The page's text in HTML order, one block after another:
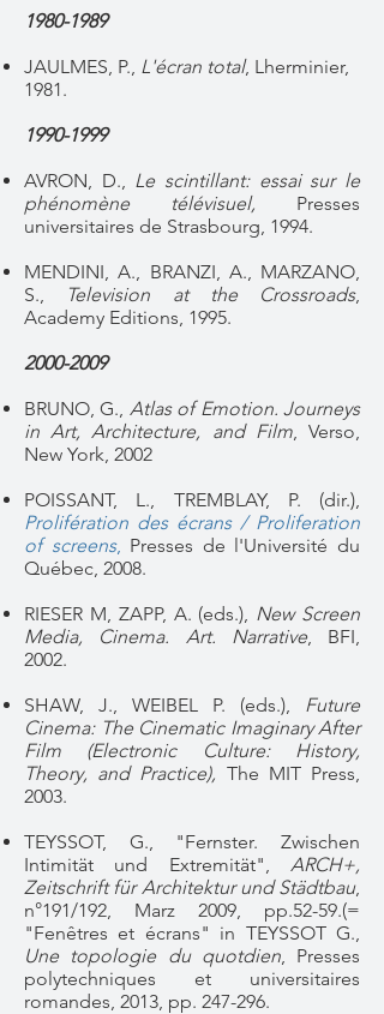
1980-1989
JAULMES, P., L'écran total, Lherminier,
1981.
1990-1999
AVRON, D., Le scintillant: essai sur le
phénomène télévisuel, Presses
universitaires de Strasbourg, 1994.
MENDINI, A., BRANZI, A., MARZANO,
S.,
Television at the Crossroads,
Academy Editions, 1995.
2000-2009
BRUNO, G., Atlas of Emotion. Journeys
in Art, Architecture, and Film, Verso,
New York, 2002
POISSANT, L., TREMBLAY, P. (dir.),
Prolifération des écrans / Proliferation
of screens, Presses de l'Université du
Québec, 2008.
RIESER M, ZAPP, A. (eds.), New Screen
Media, Cinema. Art. Narrative, BFI,
2002.
SHAW, J., WEIBEL P. (eds.), Future
Cinema: The Cinematic Imaginary After
Film (Electronic Culture: History,
Theory, and Practice), The MIT Press,
2003.
TEYSSOT, G., "Fernster. Zwischen
Intimität und Extremität", ARCH+,
Zeitschrift für Architektur und Städtbau,
n°191/192, Marz 2009, pp.52-59.(=
"Fenêtres et écrans" in TEYSSOT G.,
Une topologie du quotdien, Presses
polytechniques et universitaires
romandes, 2013, pp. 247-296.